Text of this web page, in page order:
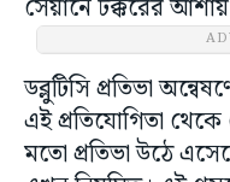
সেয়ানে টক্করের
ডব্লুটিসি প্রতিভা
এই প্রতিযোগিতা থেকে
মতো প্রতিভা উঠে